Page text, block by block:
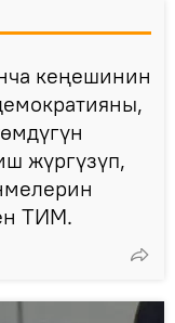
кеңешинин
жүргүзүп,
ТИМ.